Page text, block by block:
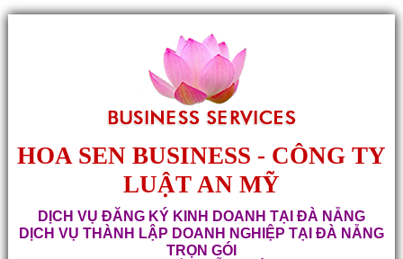
HOA SEN BUSINESS - CÔNG TY
LUẬT AN MỸ
DỊCH VỤ ĐĂNG KÝ KINH DOANH TẠI ĐÀ NẴNG
DỊCH VỤ THÀNH LẬP DOANH NGHIỆP TẠI ĐÀ NẴNG
TRỌN GÓI